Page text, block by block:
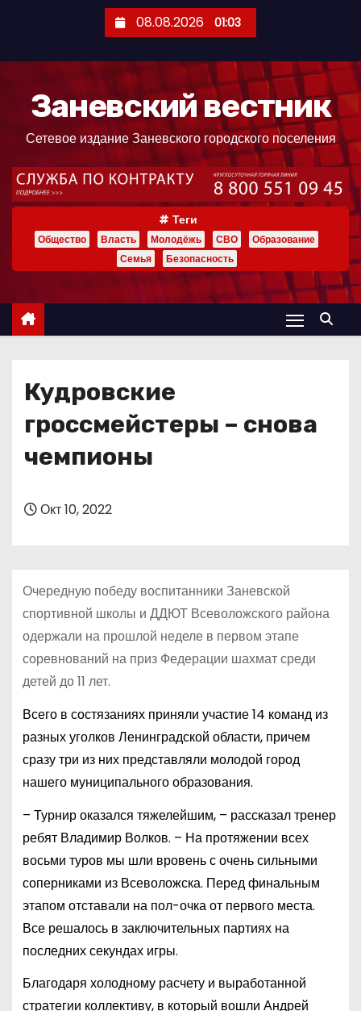
ж
08.08.2026 01:03
Заневский вестник
Сетевое издание Заневского городского поселения
Теги
Общество Власть Молодёжь СВО
Образование
Семья
Безопасность
Кудровские
гроссмейстеры – снова
чемпионы
Окт 10, 2022
Очередную победу воспитанники Заневской
спортивной школы и ДДЮТ Всеволожского района
одержали на прошлой неделе в первом этапе
соревнований на приз Федерации шахмат среди
детей до 11 лет.
Всего в состязаниях приняли участие 14 команд из
разных уголков Ленинградской области, причем
сразу три из них представляли молодой город
нашего муниципального образования.
– Турнир оказался тяжелейшим, – рассказал тренер
ребят Владимир Волков. – На протяжении всех
восьми туров мы шли вровень с очень сильными
соперниками из Всеволожска. Перед финальным
этапом отставали на пол-очка от первого места.
Все решалось в заключительных партиях на
последних секундах игры.
Благодаря холодному расчету и выработанной
стратегии коллективу, в который вошли Андрей